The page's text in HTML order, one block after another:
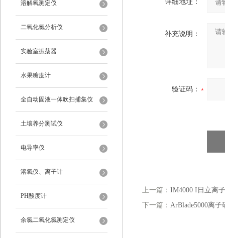
溶解氧测定仪
二氧化氯分析仪
实验室振荡器
水果糖度计
全自动固液一体吹扫捕集仪
土壤养分测试仪
电导率仪
溶氧仪、离子计
PH酸度计
余氯二氧化氯测定仪
详细地址：
补充说明：
验证码：
上一篇： IM4000 I日立离
下一篇： ArBlade5000离子